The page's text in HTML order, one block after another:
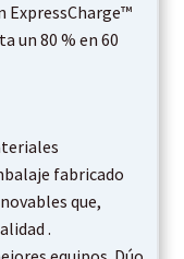
ExpressCharge™
un 80 % en 60
fabricado
que,
.